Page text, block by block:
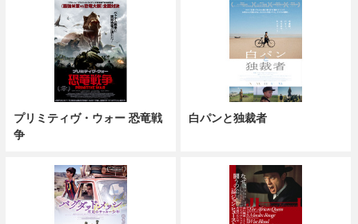
プリミティヴ・ウォー 恐竜戦
争
白パンと独裁者